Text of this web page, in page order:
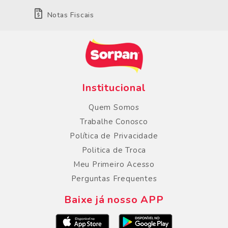
Notas Fiscais
Institucional
Quem Somos
Trabalhe Conosco
Política de Privacidade
Politica de Troca
Meu Primeiro Acesso
Perguntas Frequentes
Baixe já nosso APP